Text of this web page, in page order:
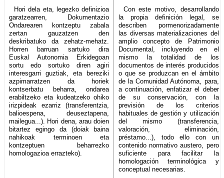
Hori dela eta, legezko definizioa
garatzearren, Dokumentazio
Ondarearen kontzeptu zabala
zertan gauzatzen den
deskribatuko da zehatz-mehatz.
Horren barruan sartuko dira
Euskal Autonomia Erkidegoan
sortu edo sortuko diren agiri
interesgarri guztiak, eta bereziki
azpimarratzen da horiek
kontserbatu beharra, ondarea
erabiltzeko eta kudeatzeko ohiko
irizpideak ezarriz (transferentzia,
balioespena, deuseztapena,
mailegua...). Hori dena, arau doien
bitartez egingo da (doiak baina
nahikoak terminoen eta
kontzeptuen beharrezko
homologazioa errazteko).
Con este motivo, desarrollando
la propia definición legal, se
describen pormenorizadamente
las diversas materializaciones del
amplio concepto de Patrimonio
Documental, incluyendo en el
mismo la totalidad de los
documentos de interés producidos
o que se produzcan en el ámbito
de la Comunidad Autónoma, para,
a continuación, enfatizar el deber
de su conservación, con la
previsión de los criterios
habituales de gestión y utilización
del mismo (transferencia,
valoración, eliminación,
préstamo...), todo ello con un
contenido normativo austero, pero
suficiente para facilitar la
homologación terminológica y
conceptual necesarias.